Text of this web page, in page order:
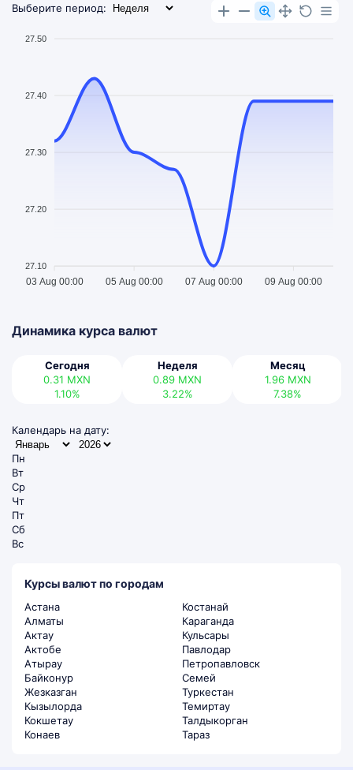
Выберите период:
27.50
27.40
27.30
27.20
27.10
03 Aug 00:00 05 Aug 00:00 07 Aug 00:00 09 Aug 00:00
Динамика курса валют
Сегодня
0.31 MXN
1.10%
Неделя
0.89 MXN
3.22%
Месяц
1.96 MXN
7.38%
Календарь на дату:
Пн
Вт
Ср
Чт
Пт
Сб
Вс
Курсы валют по городам
Астана
Алматы
Актау
Актобе
Атырау
Байконур
Жезказган
Кызылорда
Кокшетау
Конаев
Костанай
Караганда
Кульсары
Павлодар
Петропавловск
Семей
Туркестан
Темиртау
Талдыкорган
Тараз